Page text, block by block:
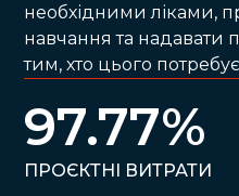
необхідними ліками,
навчання та надавати
тим, хто цього
97.77%
ПРОЄКТНІ ВИТРАТИ